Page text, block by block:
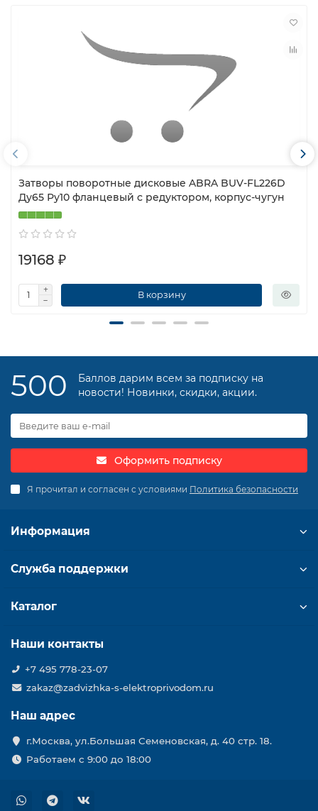
Затворы поворотные дисковые ABRA BUV-FL226D
Ду65 Ру10 фланцевый с редуктором, корпус-чугун
19168 ₽
В корзину
500
Баллов дарим всем за подписку на
новости! Новинки, скидки, акции.
Оформить подписку
Я прочитал и согласен с условиями Политика безопасности
Информация
Служба поддержки
Каталог
Наши контакты
+7 495 778-23-07
zakaz@zadvizhka-s-elektroprivodom.ru
Наш адрес
г.Москва, ул.Большая Семеновская, д. 40 стр. 18.
Работаем с 9:00 до 18:00